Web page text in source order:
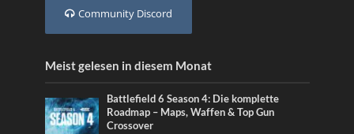
Community Discord
Meist gelesen in diesem Monat
Battlefield 6 Season 4: Die komplette
Roadmap – Maps, Waffen & Top Gun
Crossover